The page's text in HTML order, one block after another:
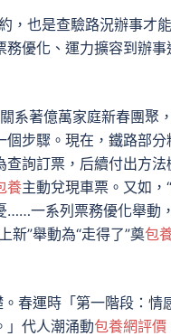
，也是查驗路況辦事才
務優化、運力擴容到辦
系著億萬家庭新春團
步驟。現在，鐵路部分
詢訂票，后續付出方
養主動兌現車票。又如，
一系列票務優化舉動
新”舉動為“走得了”奠包
。春運時「第一階段：
」代人潮涌動包養網評價